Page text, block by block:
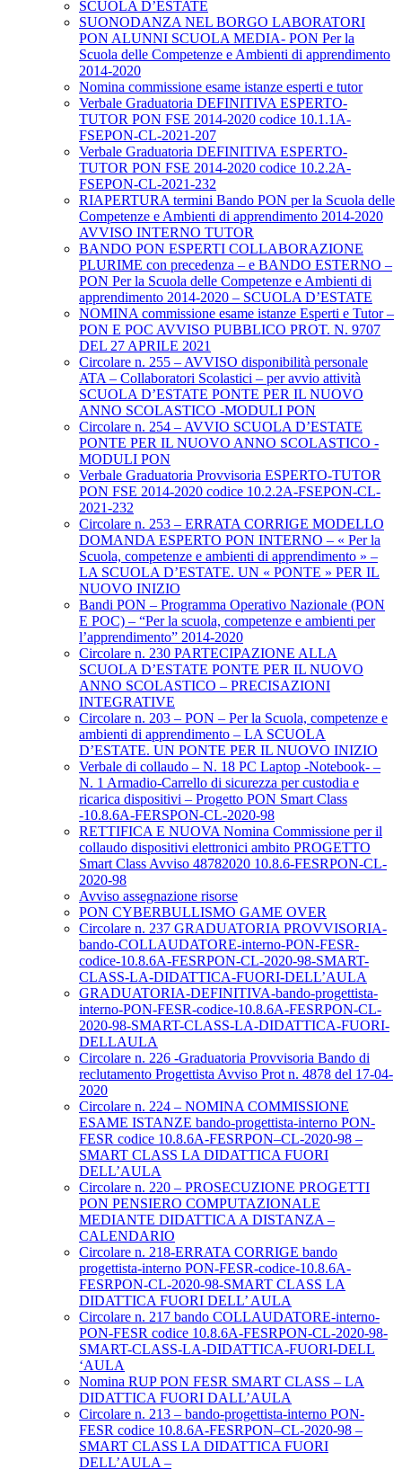
SCUOLA D’ESTATE
SUONODANZA NEL BORGO LABORATORI
PON ALUNNI SCUOLA MEDIA- PON Per la
Scuola delle Competenze e Ambienti di apprendimento
2014-2020
Nomina commissione esame istanze esperti e tutor
Verbale Graduatoria DEFINITIVA ESPERTO-
TUTOR PON FSE 2014-2020 codice 10.1.1A-
FSEPON-CL-2021-207
Verbale Graduatoria DEFINITIVA ESPERTO-
TUTOR PON FSE 2014-2020 codice 10.2.2A-
FSEPON-CL-2021-232
RIAPERTURA termini Bando PON per la Scuola delle
Competenze e Ambienti di apprendimento 2014-2020
AVVISO INTERNO TUTOR
BANDO PON ESPERTI COLLABORAZIONE
PLURIME con precedenza – e BANDO ESTERNO –
PON Per la Scuola delle Competenze e Ambienti di
apprendimento 2014-2020 – SCUOLA D’ESTATE
NOMINA commissione esame istanze Esperti e Tutor –
PON E POC AVVISO PUBBLICO PROT. N. 9707
DEL 27 APRILE 2021
Circolare n. 255 – AVVISO disponibilità personale
ATA – Collaboratori Scolastici – per avvio attività
SCUOLA D’ESTATE PONTE PER IL NUOVO
ANNO SCOLASTICO -MODULI PON
Circolare n. 254 – AVVIO SCUOLA D’ESTATE
PONTE PER IL NUOVO ANNO SCOLASTICO -
MODULI PON
Verbale Graduatoria Provvisoria ESPERTO-TUTOR
PON FSE 2014-2020 codice 10.2.2A-FSEPON-CL-
2021-232
Circolare n. 253 – ERRATA CORRIGE MODELLO
DOMANDA ESPERTO PON INTERNO – « Per la
Scuola, competenze e ambienti di apprendimento » –
LA SCUOLA D’ESTATE. UN « PONTE » PER IL
NUOVO INIZIO
Bandi PON – Programma Operativo Nazionale (PON
E POC) – “Per la scuola, competenze e ambienti per
l’apprendimento” 2014-2020
Circolare n. 230 PARTECIPAZIONE ALLA
SCUOLA D’ESTATE PONTE PER IL NUOVO
ANNO SCOLASTICO – PRECISAZIONI
INTEGRATIVE
Circolare n. 203 – PON – Per la Scuola, competenze e
ambienti di apprendimento – LA SCUOLA
D’ESTATE. UN PONTE PER IL NUOVO INIZIO
Verbale di collaudo – N. 18 PC Laptop -Notebook- –
N. 1 Armadio-Carrello di sicurezza per custodia e
ricarica dispositivi – Progetto PON Smart Class
-10.8.6A-FERSPON-CL-2020-98
RETTIFICA E NUOVA Nomina Commissione per il
collaudo dispositivi elettronici ambito PROGETTO
Smart Class Avviso 48782020 10.8.6-FESRPON-CL-
2020-98
Avviso assegnazione risorse
PON CYBERBULLISMO GAME OVER
Circolare n. 237 GRADUATORIA PROVVISORIA-
bando-COLLAUDATORE-interno-PON-FESR-
codice-10.8.6A-FESRPON-CL-2020-98-SMART-
CLASS-LA-DIDATTICA-FUORI-DELL’AULA
GRADUATORIA-DEFINITIVA-bando-progettista-
interno-PON-FESR-codice-10.8.6A-FESRPON-CL-
2020-98-SMART-CLASS-LA-DIDATTICA-FUORI-
DELLAULA
Circolare n. 226 -Graduatoria Provvisoria Bando di
reclutamento Progettista Avviso Prot n. 4878 del 17-04-
2020
Circolare n. 224 – NOMINA COMMISSIONE
ESAME ISTANZE bando-progettista-interno PON-
FESR codice 10.8.6A-FESRPON–CL-2020-98 –
SMART CLASS LA DIDATTICA FUORI
DELL’AULA
Circolare n. 220 – PROSECUZIONE PROGETTI
PON PENSIERO COMPUTAZIONALE
MEDIANTE DIDATTICA A DISTANZA –
CALENDARIO
Circolare n. 218-ERRATA CORRIGE bando
progettista-interno PON-FESR-codice-10.8.6A-
FESRPON-CL-2020-98-SMART CLASS LA
DIDATTICA FUORI DELL’ AULA
Circolare n. 217 bando COLLAUDATORE-interno-
PON-FESR codice 10.8.6A-FESRPON-CL-2020-98-
SMART-CLASS-LA-DIDATTICA-FUORI-DELL
‘AULA
Nomina RUP PON FESR SMART CLASS – LA
DIDATTICA FUORI DALL’AULA
Circolare n. 213 – bando-progettista-interno PON-
FESR codice 10.8.6A-FESRPON–CL-2020-98 –
SMART CLASS LA DIDATTICA FUORI
DELL’AULA –